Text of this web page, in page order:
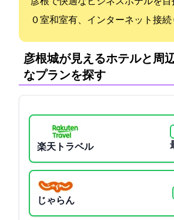
０室和室有、インターネット接続Ｏ
彦根城が見えるホテルと周
なプランを探す
楽天トラベル
じゃらん